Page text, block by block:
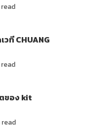
ที CHUANG
ตของ kit
read